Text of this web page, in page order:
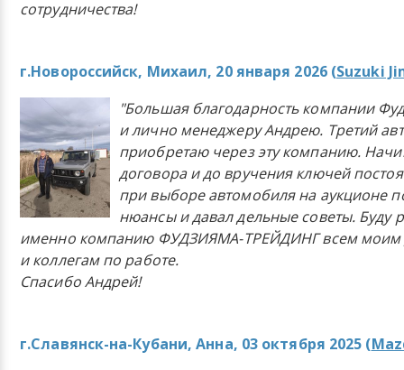
сотрудничества!
г.Новороссийск, Михаил, 20 января 2026 (Suzuki
"Большая благодарность компании
и лично менеджеру Андрею. Третий
приобретаю через эту компанию.
договора и до вручения ключей
при выборе автомобиля на аукционе
нюансы и давал дельные советы. Буду
именно компанию ФУДЗИЯМА-ТРЕЙДИНГ всем моим
и коллегам по работе.
Спасибо Андрей!
г.Славянск-на-Кубани, Анна, 03 октября 2025 (